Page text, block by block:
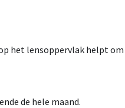
het lensoppervlak helpt om
de hele maand.